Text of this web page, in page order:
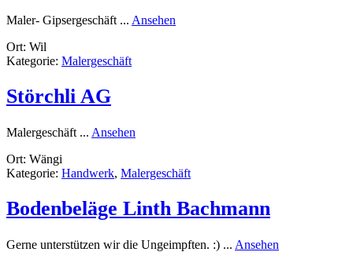
Maler- Gipsergeschäft ... Ansehen
Ort: Wil
Kategorie: Malergeschäft
Störchli AG
Malergeschäft ... Ansehen
Ort: Wängi
Kategorie: Handwerk, Malergeschäft
Bodenbeläge Linth Bachmann
Gerne unterstützen wir die Ungeimpften. :) ... Ansehen